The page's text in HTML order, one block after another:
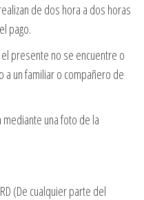
de dos hora a dos horas
pago.
presente no se encuentre o
un familiar o compañero de
una foto de la
(De cualquier parte del